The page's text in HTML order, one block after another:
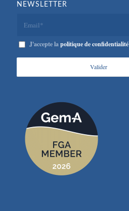
NEWSLETTER
J'accepte lapolitique de confidentialité